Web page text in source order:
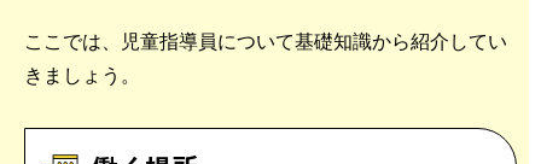
ここでは、児童指導員について基礎知識から紹介してい
きましょう。